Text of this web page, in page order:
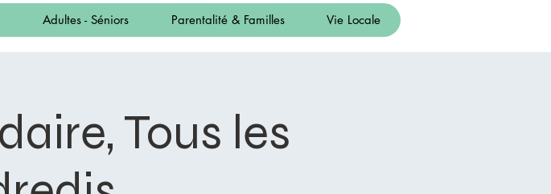
Adultes - Séniors Parentalité & Familles Vie Locale
Tous les